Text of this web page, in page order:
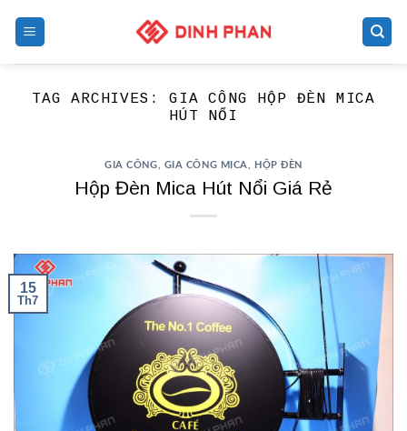
TAG ARCHIVES:GIA CÔNG HỘP ĐÈN MICA
HÚT NỔI
GIA CÔNG GIA CÔNG MICA HỘP ĐÈN
Hộp Đèn Mica Hút Nổi Giá Rẻ
15
Th7